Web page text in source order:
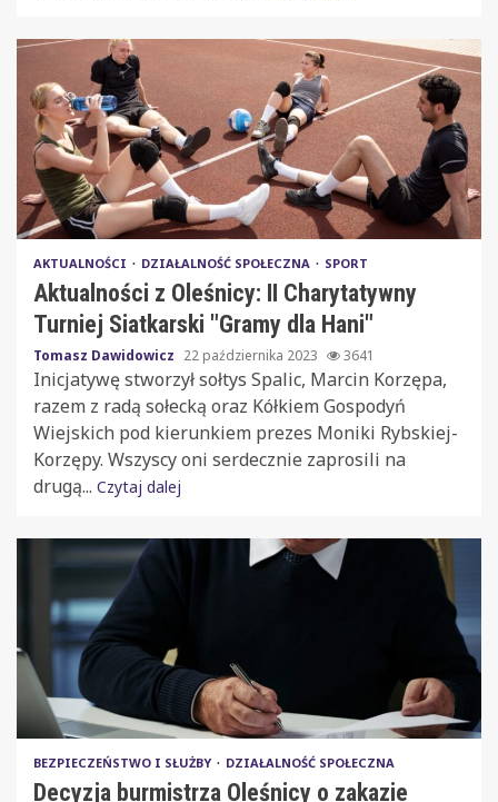
AKTUALNOŚCI DZIAŁALNOŚĆ SPOŁECZNA SPORT
Aktualności z Oleśnicy: II Charytatywny
Turniej Siatkarski "Gramy dla Hani"
Tomasz Dawidowicz 22 października 2023 3641
Inicjatywę stworzył sołtys Spalic, Marcin Korzępa,
razem z radą sołecką oraz Kółkiem Gospodyń
Wiejskich pod kierunkiem prezes Moniki Rybskiej-
Korzępy. Wszyscy oni serdecznie zaprosili na
drugą... Czytaj dalej
BEZPIECZEŃSTWO I SŁUŻBY DZIAŁALNOŚĆ SPOŁECZNA
Decyzja burmistrza Oleśnicy o zakazie